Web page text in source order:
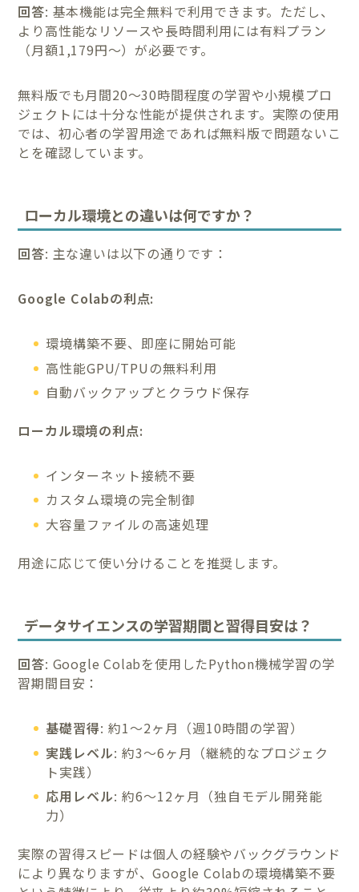
回答: 基本機能は完全無料で利用できます。ただし、
より高性能なリソースや長時間利用には有料プラン
（月額1,179円〜）が必要です。
無料版でも月間20〜30時間程度の学習や小規模プロ
ジェクトには十分な性能が提供されます。実際の使用
では、初心者の学習用途であれば無料版で問題ないこ
とを確認しています。
ローカル環境との違いは何ですか？
回答: 主な違いは以下の通りです：
Google Colabの利点:
環境構築不要、即座に開始可能
高性能GPU/TPUの無料利用
自動バックアップとクラウド保存
ローカル環境の利点:
インターネット接続不要
カスタム環境の完全制御
大容量ファイルの高速処理
用途に応じて使い分けることを推奨します。
データサイエンスの学習期間と習得目安は？
回答: Google Colabを使用したPython機械学習の学
習期間目安：
基礎習得: 約1〜2ヶ月（週10時間の学習）
実践レベル: 約3〜6ヶ月（継続的なプロジェク
ト実践）
応用レベル: 約6〜12ヶ月（独自モデル開発能
力）
実際の習得スピードは個人の経験やバックグラウンド
により異なりますが、Google Colabの環境構築不要